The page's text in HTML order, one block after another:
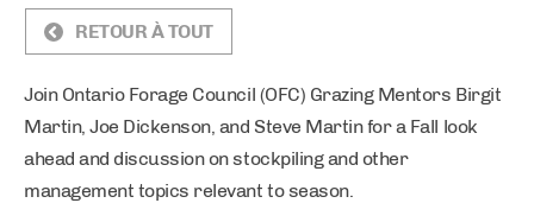
RETOUR À TOUT
Join Ontario Forage Council (OFC) Grazing Mentors Birgit
Martin, Joe Dickenson, and Steve Martin for a Fall look
ahead and discussion on stockpiling and other
management topics relevant to season.